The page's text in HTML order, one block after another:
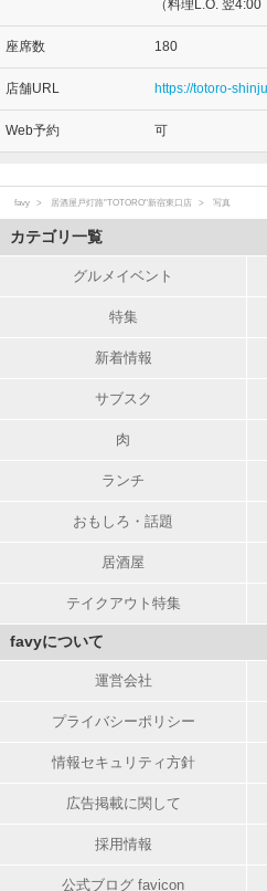
（料理L.O. 翌4:00
座席数 180
店舗URL https://totoro-
Web予約 可
favy 居酒屋戸灯路"TOTORO"新宿東口店 写真
カテゴリ一覧
グルメイベント
特集
新着情報
サブスク
肉
ランチ
おもしろ・話題
居酒屋
テイクアウト特集
favyについて
運営会社
プライバシーポリシー
情報セキュリティ方針
広告掲載に関して
採用情報
公式ブログ favicon